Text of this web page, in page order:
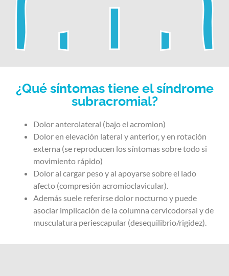
¿Qué síntomas tiene el síndrome
subracromial?
Doloranterolateral (bajo el acromion)
Dolor en elevación lateral y anterior, y en rotación
externa (se reproducen los síntomas sobre todo si
movimiento rápido)
Dolor al cargar peso y al apoyarse sobre el lado
afecto (compresión acromioclavicular).
Además suele referirse dolor nocturno y puede
asociar implicación de la columna cervicodorsal y de
musculatura periescapular (desequilibrio/rigidez).